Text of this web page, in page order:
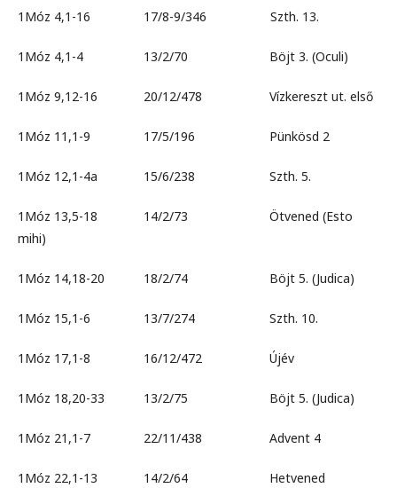
1Móz 4,1-16 17/8-9/346 Szth. 13.
1Móz 4,1-4 13/2/70 Böjt 3. (Oculi)
1Móz 9,12-16 20/12/478 Vízkereszt ut. első
1Móz 11,1-9 17/5/196 Pünkösd 2
1Móz 12,1-4a 15/6/238 Szth. 5.
1Móz 13,5-18 14/2/73 Ötvened (Esto
mihi)
1Móz 14,18-20 18/2/74 Böjt 5. (Judica)
1Móz 15,1-6 13/7/274 Szth. 10.
1Móz 17,1-8 16/12/472 Újév
1Móz 18,20-33 13/2/75 Böjt 5. (Judica)
1Móz 21,1-7 22/11/438 Advent 4
1Móz 22,1-13 14/2/64 Hetvened